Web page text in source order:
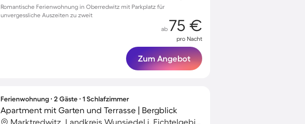
Romantische Ferienwohnung in Oberredwitz mit Parkplatz für
unvergessliche Auszeiten zu zweit
ab 75 €
pro Nacht
Zum Angebot
Ferienwohnung ∙ 2 Gäste ∙ 1 Schlafzimmer
Apartment mit Garten und Terrasse | Bergblick
Marktredwitz, Landkreis Wunsiedel i. Fichtelgebirge, Deutschland